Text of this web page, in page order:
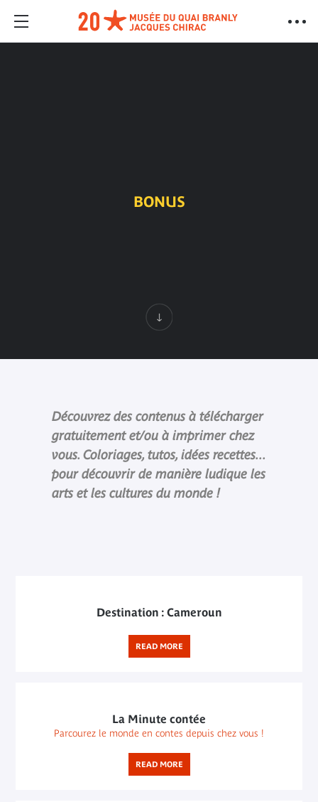
BONUS
Découvrez des contenus à télécharger
gratuitement et/ou à imprimer chez
vous. Coloriages, tutos, idées recettes...
pour découvrir de manière ludique les
arts et les cultures du monde !
Destination : Cameroun
READ MORE
La Minute contée
Parcourez le monde en contes depuis chez vous !
READ MORE